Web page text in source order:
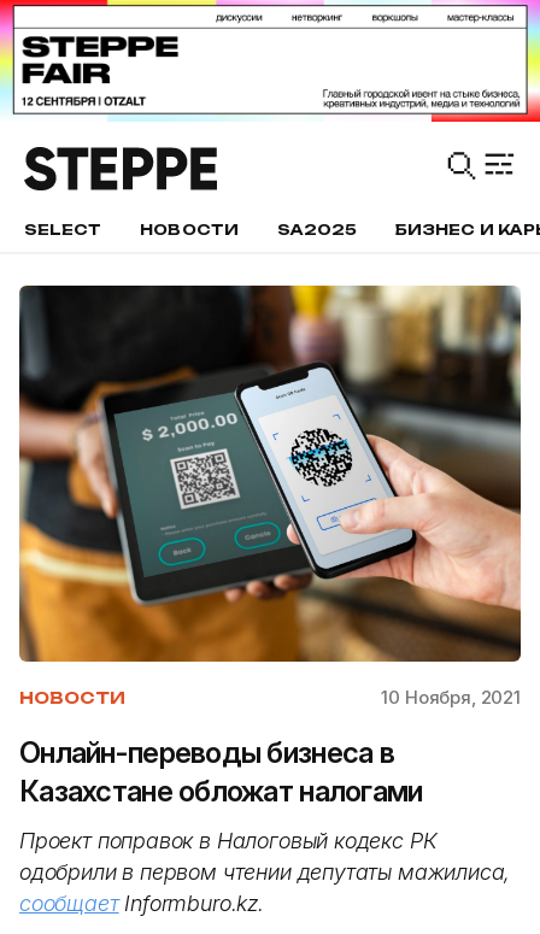
SELECT НОВОСТИ SA2025 БИЗНЕС И
НОВОСТИ 10 Ноября, 2021
Онлайн-переводы бизнеса в
Казахстане обложат налогами
Проект поправок в Налоговый кодекс РК
одобрили в первом чтении депутаты мажилиса,
сообщаетInformburo.kz.